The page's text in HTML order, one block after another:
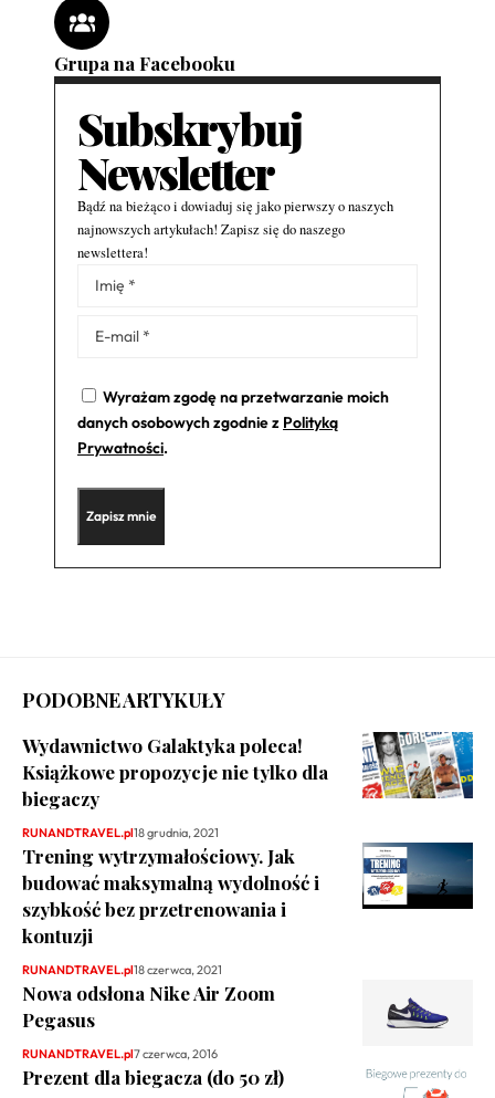
Grupa na Facebooku
Subskrybuj
Newsletter
Bądź na bieżąco i dowiaduj się jako pierwszy o naszych
najnowszych artykułach! Zapisz się do naszego
newslettera!
Wyrażam zgodę na przetwarzanie moich
danych osobowych zgodnie z Polityką
Prywatności.
Alternative:
PODOBNE ARTYKUŁY
Wydawnictwo Galaktyka poleca!
Książkowe propozycje nie tylko dla
biegaczy
RUNANDTRAVEL.pl18 grudnia, 2021
Trening wytrzymałościowy. Jak
budować maksymalną wydolność i
szybkość bez przetrenowania i
kontuzji
RUNANDTRAVEL.pl18 czerwca, 2021
Nowa odsłona Nike Air Zoom
Pegasus
RUNANDTRAVEL.pl7 czerwca, 2016
Prezent dla biegacza (do 50 zł)